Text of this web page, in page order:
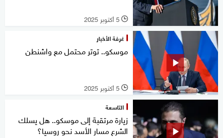
l 5 أكتوبر 2025
غرفة الأخبار
موسكو.. توتر محتمل مع واشنطن
l 5 أكتوبر 2025
التاسعة
زيارة مرتقبة إلى موسكو.. هل يسلك
الشرع مسار الأسد نحو روسيا؟